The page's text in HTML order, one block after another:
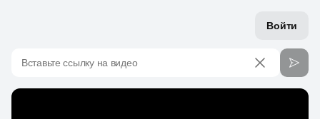
Войти
Вставьте ссылку на видео